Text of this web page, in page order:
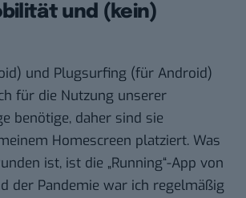
und (kein)
) und Plugsurfing (für Android)
für die Nutzung unserer
benötige, daher sind sie
Homescreen platziert. Was
ist, ist die „Running“-App von
der Pandemie war ich regelmäßig